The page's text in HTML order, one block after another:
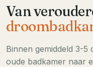
Van
Binnen gemiddeld 3-
oude badkamer naar